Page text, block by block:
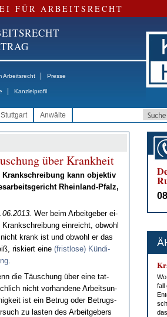
FÜR ARBEITSRECHT
Arbeitsrecht Presse
Kanzleiprofil
Stuttgart Anwälte
über Krank­heit
kann ob­jek­tiv
Rhein­land-Pfalz,
Wer beim Ar­beit­ge­ber ei­
Krank­schrei­bung ein­reicht, ob­wohl
krank ist und ob­wohl er das
ris­kiert ei­ne (frist­lo­se) Kün­di­
.
die Täu­schung über ei­ne tat­
nicht vor­han­de­ne Ar­beits­un­
ist ein Be­trug oder Be­trugs­
zu las­ten des Ar­beit­ge­bers
fall